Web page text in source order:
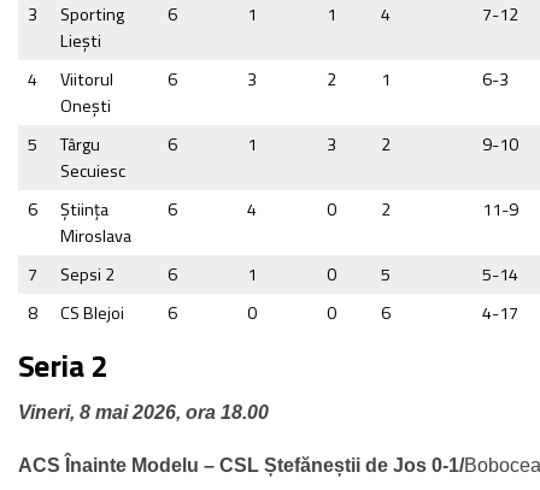
3
Sporting
Lieşti
6 1 1 4 7-12
4
Viitorul
Onești
6 3 2 1 6-3
5
Târgu
Secuiesc
6 1 3 2 9-10
6
Ştiinţa
Miroslava
6 4 0 2 11-9
7 Sepsi 2 6 1 0 5
5-14
8
CS Blejoi 6 0 0 6 4-17
Seria 2
Vineri, 8 mai 2026, ora 18.00
ACS Înainte Modelu – CSL Ștefăneștii de Jos 0-1/Bobocea